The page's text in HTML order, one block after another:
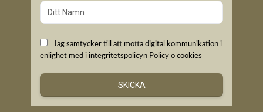
Jag samtycker till att motta digital kommunikation i
enlighet med i integritetspolicyn Policy o cookies
SKICKA